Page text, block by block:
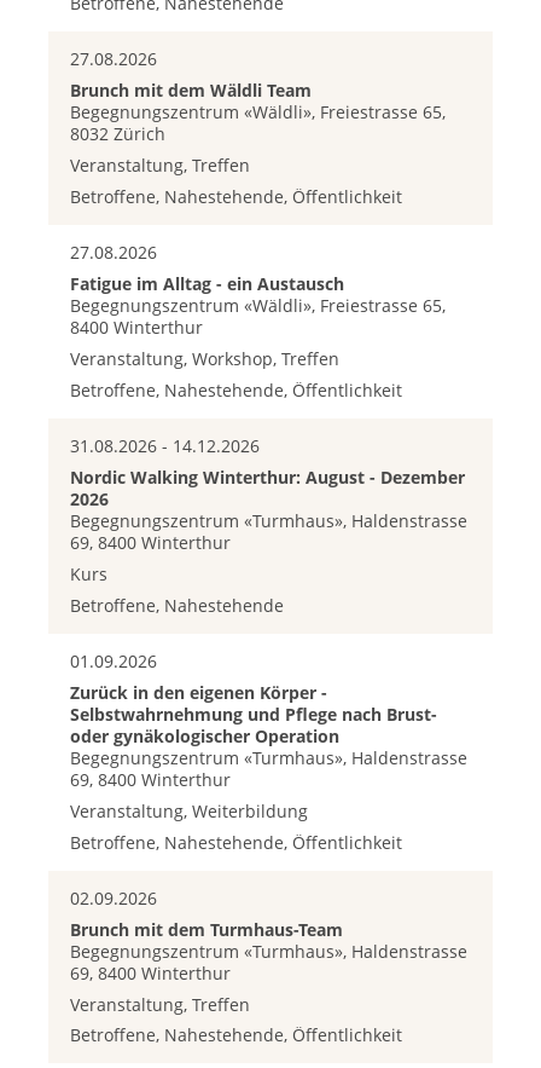
27.08.2026
Brunch mit dem Wäldli Team
Begegnungszentrum «Wäldli», Freiestrasse 65,
8032 Zürich
Veranstaltung, Treffen
Betroffene, Nahestehende, Öffentlichkeit
27.08.2026
Fatigue im Alltag - ein Austausch
Begegnungszentrum «Wäldli», Freiestrasse 65,
8400 Winterthur
Veranstaltung, Workshop, Treffen
Betroffene, Nahestehende, Öffentlichkeit
31.08.2026 - 14.12.2026
Nordic Walking Winterthur: August - Dezember
2026
Begegnungszentrum «Turmhaus», Haldenstrasse
69, 8400 Winterthur
Kurs
Betroffene, Nahestehende
01.09.2026
Zurück in den eigenen Körper -
Selbstwahrnehmung und Pflege nach Brust-
oder gynäkologischer Operation
Begegnungszentrum «Turmhaus», Haldenstrasse
69, 8400 Winterthur
Veranstaltung, Weiterbildung
Betroffene, Nahestehende, Öffentlichkeit
02.09.2026
Brunch mit dem Turmhaus-Team
Begegnungszentrum «Turmhaus», Haldenstrasse
69, 8400 Winterthur
Veranstaltung, Treffen
Betroffene, Nahestehende, Öffentlichkeit